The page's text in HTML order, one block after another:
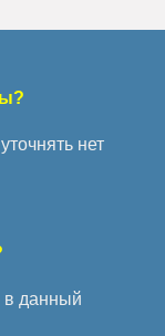
нет
в данный